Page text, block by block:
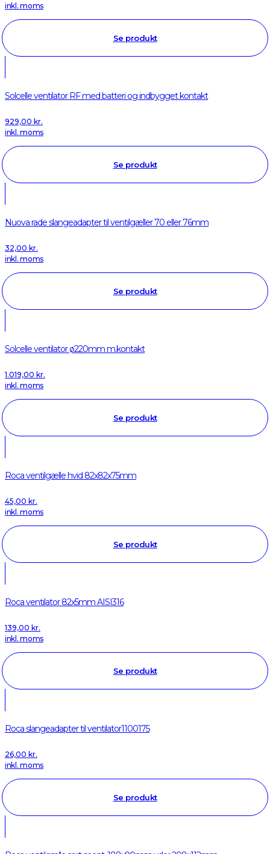
inkl. moms
Se produkt
Solcelle ventilator RF med batteri og indbygget kontakt
929,00 kr.
inkl. moms
Se produkt
Nuova rade slangeadapter til ventilgæller 70 eller 76mm
32,00 kr.
inkl. moms
Se produkt
Solcelle ventilator ø220mm m.kontakt
1.019,00 kr.
inkl. moms
Se produkt
Roca ventilgælle hvid 82x82x75mm
45,00 kr.
inkl. moms
Se produkt
Roca ventilator 82x5mm AISI316
139,00 kr.
inkl. moms
Se produkt
Roca slangeadapter til ventilator1100175
26,00 kr.
inkl. moms
Se produkt